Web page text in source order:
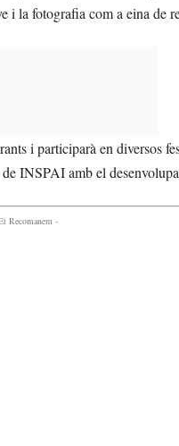
i la fotografia com a eina de
i participarà en diversos
INSPAI amb el
Recomanem -